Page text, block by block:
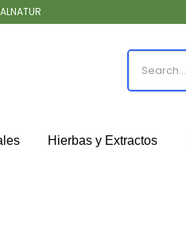
Hierbas y Extractos